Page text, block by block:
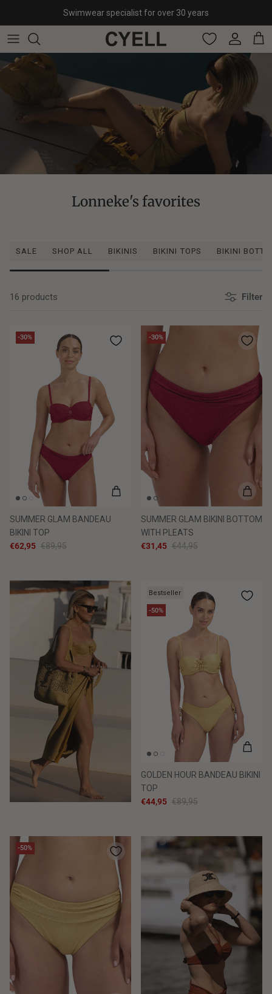
Swimwear specialist for over 30 years
Account
Cart
Lonneke's favorites
SALE SHOP ALL BIKINIS BIKINI TOPS BIKINI
16 products Filter
-30%
SUMMER GLAM BANDEAU
BIKINI TOP
€62,95 €89,95
-30%
SUMMER GLAM BIKINI BOTTOM
WITH PLEATS
€31,45 €44,95
Bestseller
-50%
GOLDEN HOUR BANDEAU BIKINI
TOP
€44,95 €89,95
-50%